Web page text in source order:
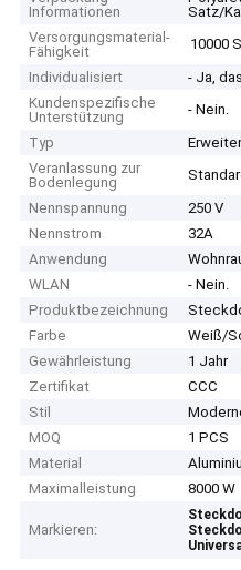
Informationen
Satz/
Versorgungsmaterial-
Fähigkeit
10000
Individualisiert
- Ja,
Kundenspezifische
Unterstützung
- Nein.
Typ
Veranlassung zur
Bodenlegung
Nennspannung
250 V
Nennstrom
32A
Anwendung
WLAN
- Nein.
Produktbezeichnung
Farbe
Weiß/
Gewährleistung
1 Jahr
Zertifikat
CCC
Stil
MOQ
1 PCS
Material
Maximalleistung
8000 W
Markieren: